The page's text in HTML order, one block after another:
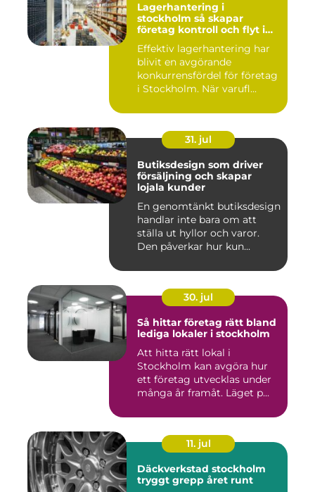
Lagerhantering i
stockholm så skapar
företag kontroll och flyt i
Effektiv lagerhantering har
blivit en avgörande
konkurrensfördel för företag
i Stockholm. När varufl...
31. jul
Butiksdesign som driver
försäljning och skapar
lojala kunder
En genomtänkt butiksdesign
handlar inte bara om att
ställa ut hyllor och varor.
Den påverkar hur kun...
30. jul
Så hittar företag rätt bland
lediga lokaler i stockholm
Att hitta rätt lokal i
Stockholm kan avgöra hur
ett företag utvecklas under
många år framåt. Läget p...
11. jul
Däckverkstad stockholm
tryggt grepp året runt